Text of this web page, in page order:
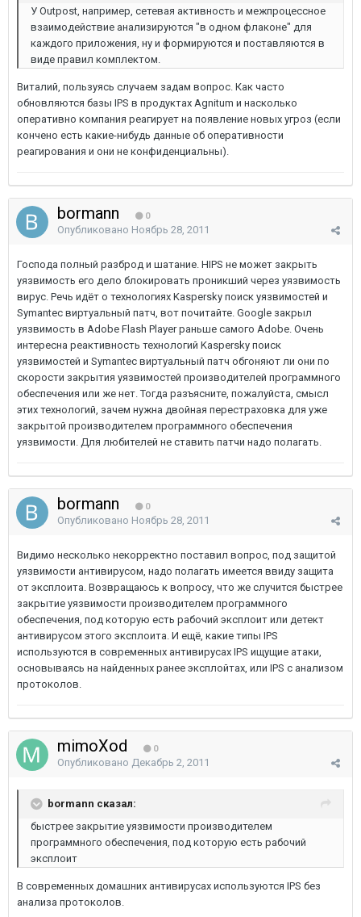
У Outpost, например, сетевая активность и межпроцессное
взаимодействие анализируются "в одном флаконе" для
каждого приложения, ну и формируются и поставляются в
виде правил комплектом.
Виталий, пользуясь случаем задам вопрос. Как часто
обновляются базы IPS в продуктах Agnitum и насколько
оперативно компания реагирует на появление новых угроз (если
кончено есть какие-нибудь данные об оперативности
реагирования и они не конфиденциальны).
bormann 0
Опубликовано Ноябрь 28, 2011
Господа полный разброд и шатание. HIPS не может закрыть
уязвимость его дело блокировать проникший через уязвимость
вирус. Речь идёт о технологиях Kaspersky поиск уязвимостей и
Symantec виртуальный патч, вот почитайте. Google закрыл
уязвимость в Adobe Flash Player раньше самого Adobe. Очень
интересна реактивность технологий Kaspersky поиск
уязвимостей и Symantec виртуальный патч обгоняют ли они по
скорости закрытия уязвимостей производителей программного
обеспечения или же нет. Тогда разъясните, пожалуйста, смысл
этих технологий, зачем нужна двойная перестраховка для уже
закрытой производителем программного обеспечения
уязвимости. Для любителей не ставить патчи надо полагать.
bormann 0
Опубликовано Ноябрь 28, 2011
Видимо несколько некорректно поставил вопрос, под защитой
уязвимости антивирусом, надо полагать имеется ввиду защита
от эксплоита. Возвращаюсь к вопросу, что же случится быстрее
закрытие уязвимости производителем программного
обеспечения, под которую есть рабочий эксплоит или детект
антивирусом этого эксплоита. И ещё, какие типы IPS
используются в современных антивирусах IPS ищущие атаки,
основываясь на найденных ранее эксплойтах, или IPS с анализом
протоколов.
mimoXod 0
Опубликовано Декабрь 2, 2011
bormann сказал:
быстрее закрытие уязвимости производителем
программного обеспечения, под которую есть рабочий
эксплоит
В современных домашних антивирусах используются IPS без
анализа протоколов.